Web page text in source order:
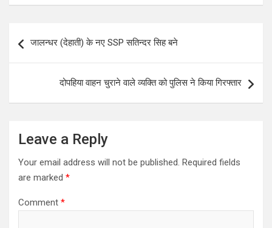
at
A
p
ce
b
o
o
k
tt ar
navigation
जालन्धर (देहाती) के नए SSP सतिन्दर सिह बने
दोपहिया वाहन चुराने वाले व्यक्ति को पुलिस ने किया गिरफ्तार
Leave a Reply
Your email address will not be published. Required fields
are marked *
Comment *